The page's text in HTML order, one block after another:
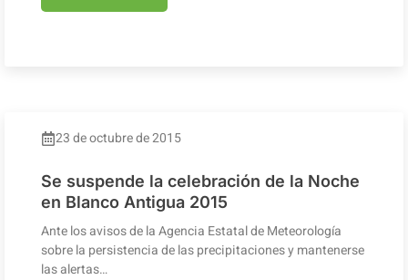
23 de octubre de 2015
Se suspende la celebración de la Noche
en Blanco Antigua 2015
Ante los avisos de la Agencia Estatal de Meteorología
sobre la persistencia de las precipitaciones y mantenerse
las alertas…